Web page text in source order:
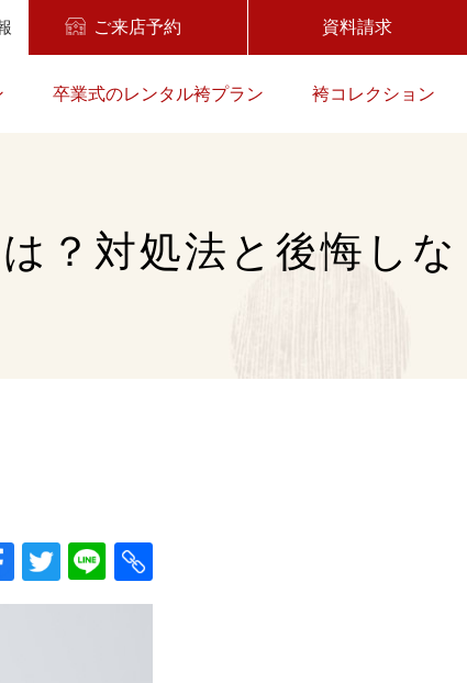
ご来店予約 資料請求
卒業式のレンタル袴プラン 袴コレクション
？対処法と後悔しな